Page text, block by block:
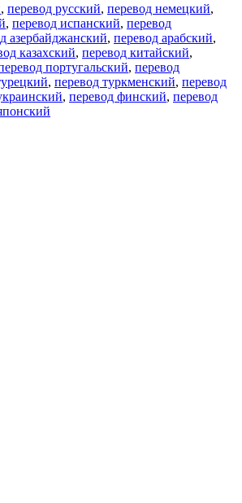
, перевод русский, перевод немецкий,
, перевод испанский, перевод
азербайджанский, перевод арабский,
казахский, перевод китайский,
португальский, перевод
, перевод туркменский, перевод
, перевод финский, перевод